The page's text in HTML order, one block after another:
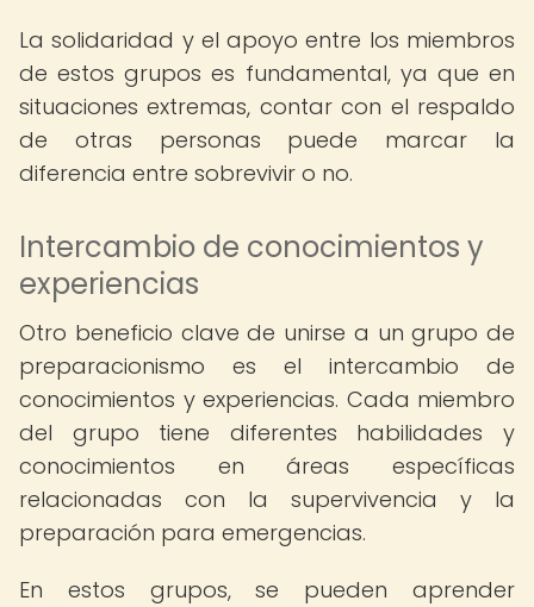
La solidaridad y el apoyo entre los miembros
de estos grupos es fundamental, ya que en
situaciones extremas, contar con el respaldo
de otras personas puede marcar la
diferencia entre sobrevivir o no.
Intercambio de conocimientos y
experiencias
Otro beneficio clave de unirse a un grupo de
preparacionismo es el intercambio de
conocimientos y experiencias. Cada miembro
del grupo tiene diferentes habilidades y
conocimientos en áreas específicas
relacionadas con la supervivencia y la
preparación para emergencias.
En estos grupos, se pueden aprender